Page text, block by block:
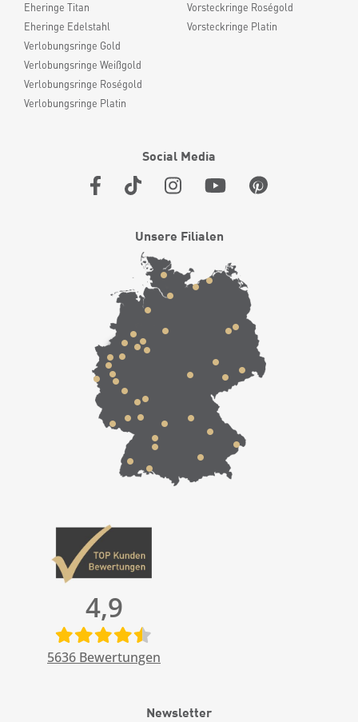
Eheringe Titan
Eheringe Edelstahl
Verlobungsringe Gold
Verlobungsringe Weißgold
Verlobungsringe Roségold
Verlobungsringe Platin
Vorsteckringe Roségold
Vorsteckringe Platin
Social Media
Unsere Filialen
4,9
5636 Bewertungen
Newsletter